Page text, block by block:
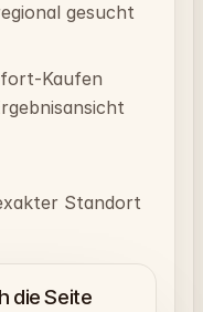
gesucht
Kaufen
Standort
die Seite